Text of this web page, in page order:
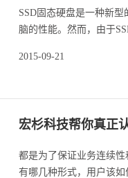
SSD固态硬盘是一种新
脑的性能。然而，由于
2015-09-21
宏杉科技帮你真正
都是为了保证业务连续
有哪几种形式，用户该